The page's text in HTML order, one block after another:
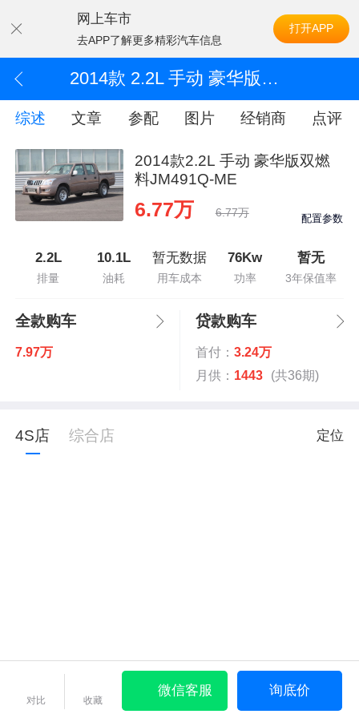
网上车市
去APP了解更多精彩汽车信息
打开APP
2014款 2.2L 手动 豪华版双燃料JM491Q-ME
综述 文章 参配 图片 经销商 点评
2014款2.2L 手动 豪华版双燃
料JM491Q-ME
6.77万 6.77万 配置参数
2.2L
排量
10.1L
油耗
暂无数据
用车成本
76Kw
功率
暂无
3年保值率
全款购车
7.97万
贷款购车
首付： 3.24万
月供： 1443 (共36期)
4S店 综合店 定位
对比 收藏
微信客服 询底价